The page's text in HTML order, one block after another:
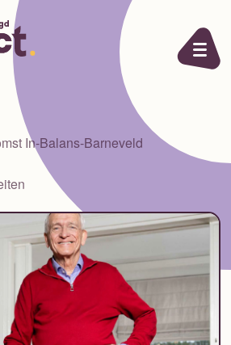
Ga naar de inhoud
In-Balans-Barneveld